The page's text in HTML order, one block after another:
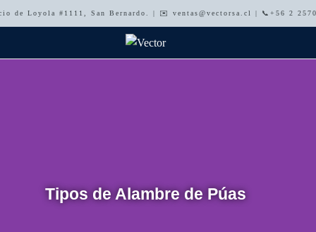
de Loyola #1111, San Bernardo. | ✉️ ventas@vectorsa.cl | 📞+56 2
Tipos de Alambre de Púas